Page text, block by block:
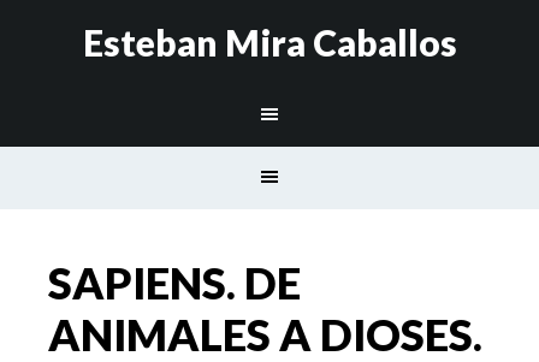
Esteban Mira Caballos
SAPIENS. DE
ANIMALES A DIOSES.